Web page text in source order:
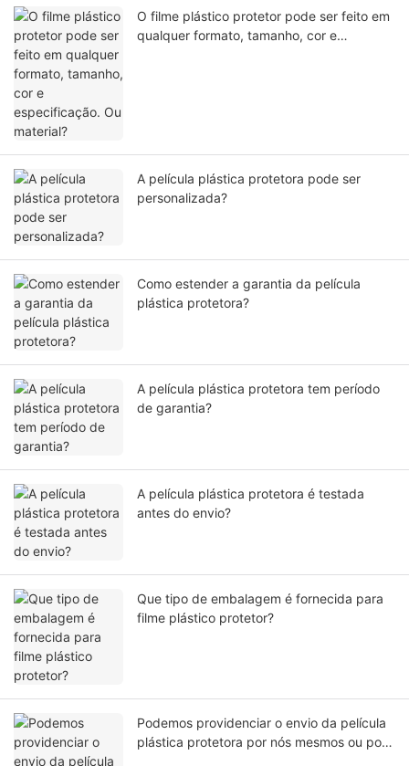
O filme plástico protetor pode ser feito em
qualquer formato, tamanho, cor e
A película plástica protetora pode ser
personalizada?
Como estender a garantia da película
plástica protetora?
A película plástica protetora tem período
de garantia?
A película plástica protetora é testada
antes do envio?
Que tipo de embalagem é fornecida para
filme plástico protetor?
Podemos providenciar o envio da película
plástica protetora por nós mesmos ou por